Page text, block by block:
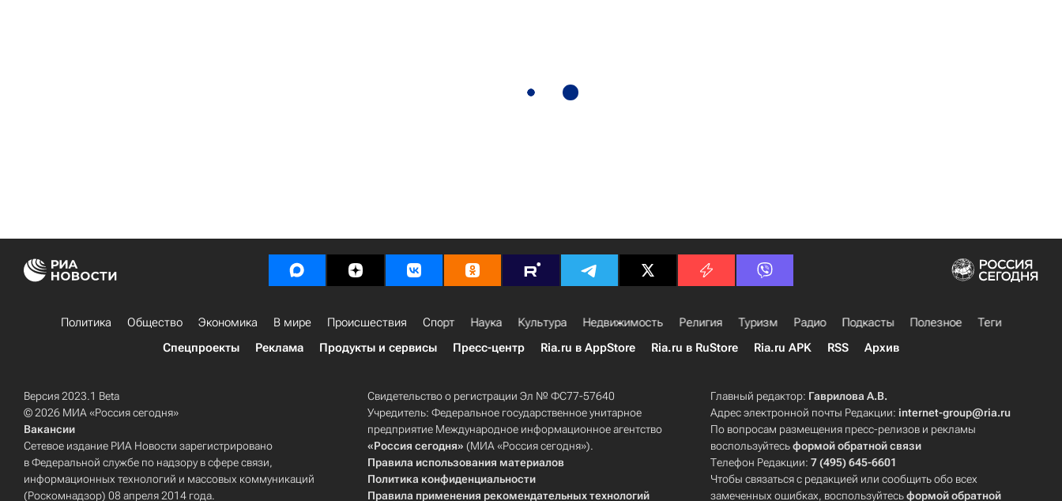
Политика Общество Экономика В мире Происшествия Спорт Наука Культура Недвижимость Религия Туризм Радио Подкасты Полезное
Теги
Спецпроекты
Реклама Продукты и сервисы Пресс-центр Ria.ru в AppStore Ria.ru в RuStore Ria.ru APK RSS Архив
Версия 2023.1 Beta
© 2026 МИА «Россия сегодня»
Вакансии
Сетевое издание РИА Новости зарегистрировано
в Федеральной службе по надзору в сфере связи,
информационных технологий и массовых коммуникаций
(Роскомнадзор) 08 апреля 2014 года.
Свидетельство о регистрации Эл № ФС77-57640
Учредитель: Федеральное государственное унитарное
предприятие Международное информационное агентство
«Россия сегодня» (МИА «Россия сегодня»).
Правила использования материалов
Политика конфиденциальности
Правила применения рекомендательных технологий
Главный редактор: Гаврилова А.В.
Адрес электронной почты Редакции:internet-group@ria.ru
По вопросам размещения пресс-релизов и рекламы
воспользуйтесьформой обратной связи
Телефон Редакции:7 (495) 645-6601
Чтобы связаться с редакцией или сообщить обо всех
замеченных ошибках, воспользуйтесьформой обратной